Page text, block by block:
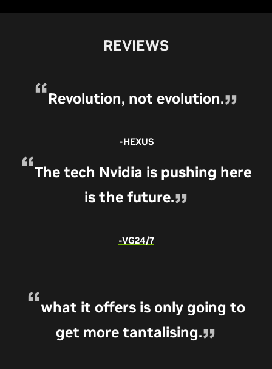
REVIEWS
Revolution, not evolution.
-HEXUS
The tech Nvidia is pushing here
is the future.
-VG24/7
what it offers is only going to
get more tantalising.